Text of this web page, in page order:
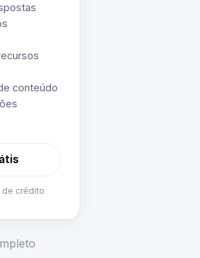
conteúdo
de crédito